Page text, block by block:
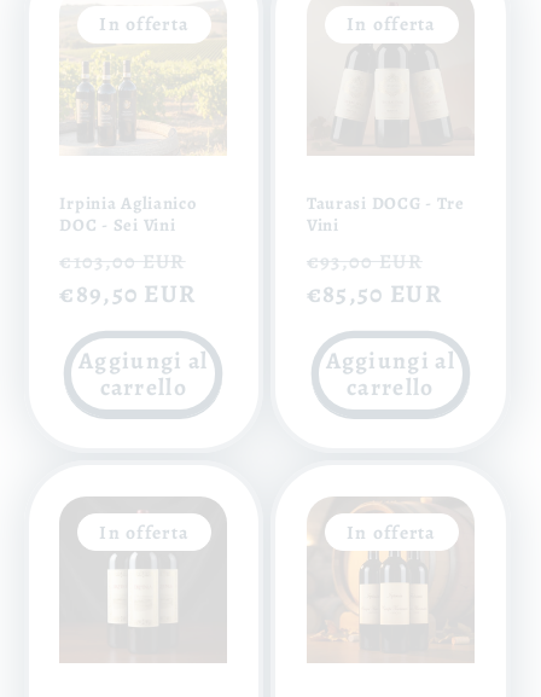
In offerta
Irpinia Aglianico
DOC - Sei Vini
Prezzo
di
listino
€103,00 EUR
€89,50 EUR
Aggiungi al
carrello
In offerta
Taurasi DOCG - Tre
Vini
Prezzo
di
listino
€93,00 EUR
scontato
€85,50 EUR
Aggiungi al
carrello
In offerta In offerta